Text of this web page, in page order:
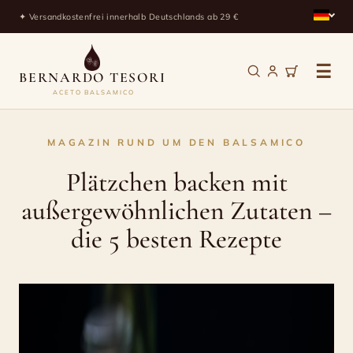
✦ Versandkostenfrei innerhalb Deutschlands ab 29 €
BERNARDO TESORI
ACETO BALSAMICO
☰
backen
außergewöhnlichen
Zutaten
MAGAZIN RUND UM DEN BALSAMICO
Plätzchen backen mit
außergewöhnlichen Zutaten –
die 5 besten Rezepte